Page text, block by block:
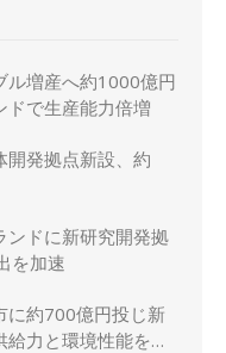
ル増産へ約1000億円
ドで生産能力倍増
開発拠点新設、約
ンドに新研究開発拠
を加速
に約700億円投じ新
力と環境性能を強